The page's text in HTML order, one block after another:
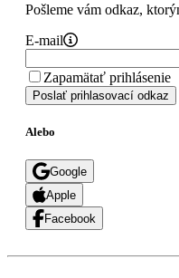
Pošleme vám odkaz,
E-mail
Zapamätať prihlásenie
Poslať prihlasovací odkaz
Alebo
Google
Apple
Facebook